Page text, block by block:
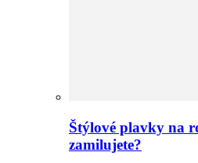
Štýlové plavky na
zamilujete?